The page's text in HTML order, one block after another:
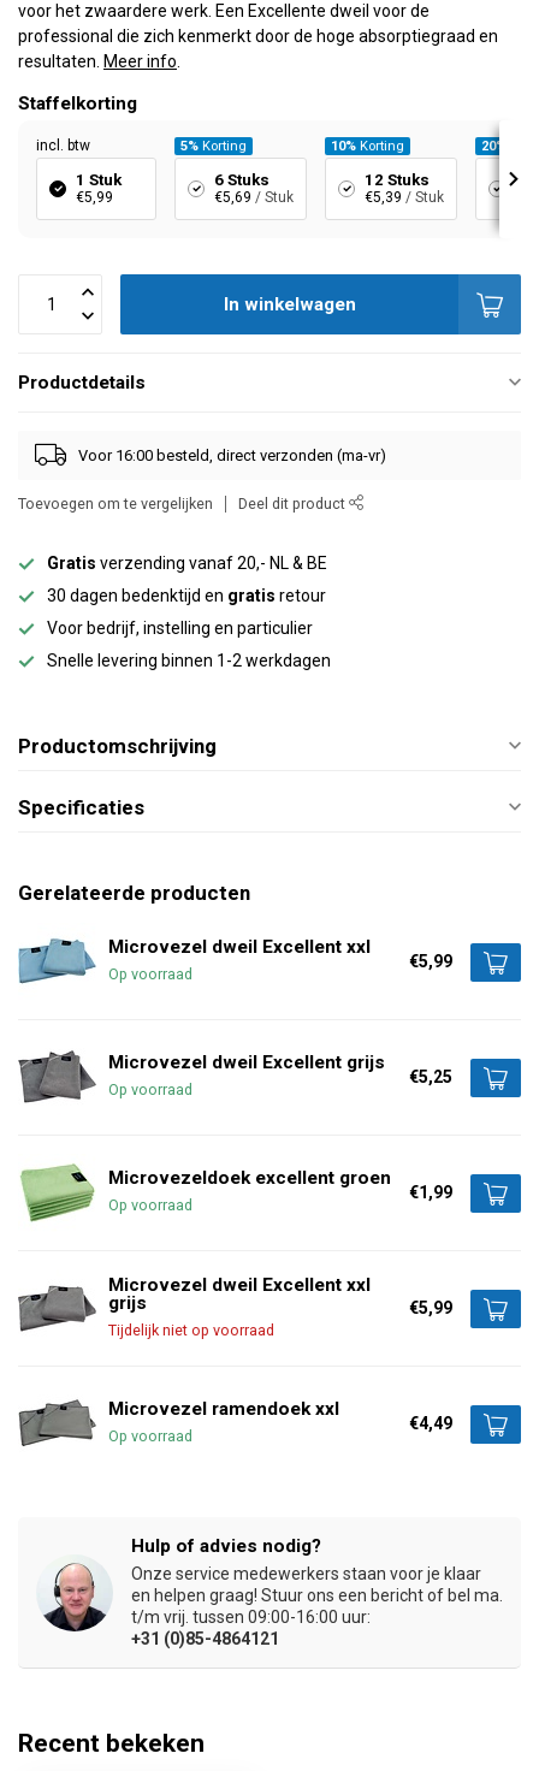
voor het zwaardere werk. Een Excellente dweil voor de
professional die zich kenmerkt door de hoge absorptiegraad en
resultaten. Meer info
Staffelkorting
incl. btw
1 Stuk
€5,99
5% Korting
6 Stuks
€5,69 / Stuk
10% Korting
12 Stuks
€5,39 / Stuk
20%
24
In winkelwagen
Productdetails
Voor 16:00 besteld, direct verzonden (ma-vr)
Toevoegen om te vergelijken Deel dit product
Gratis verzending vanaf 20,- NL & BE
30 dagen bedenktijd en gratis retour
Voor bedrijf, instelling en particulier
Snelle levering binnen 1-2 werkdagen
Productomschrijving
Specificaties
Gerelateerde producten
Microvezel dweil Excellent xxl
Op voorraad
€5,99
Microvezel dweil Excellent grijs
Op voorraad
€5,25
Microvezeldoek excellent groen
Op voorraad
€1,99
Microvezel dweil Excellent xxl
grijs
Tijdelijk niet op voorraad
€5,99
Microvezel ramendoek xxl
Op voorraad
€4,49
Hulp of advies nodig?
Onze service medewerkers staan voor je klaar
en helpen graag! Stuur ons een bericht of bel ma.
t/m vrij. tussen 09:00-16:00 uur:
+31 (0)85-4864121
Recent bekeken